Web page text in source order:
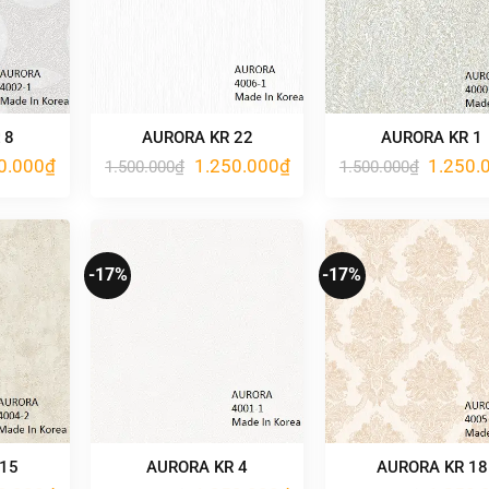
8
₫Giá
hiện
1.250.000₫.
AURORA KR 22
1.500.000₫ Giá
1.250.000₫Giá
hiện
1.250.000₫.
AURORA KR 1
1.500.000₫ Giá
-17%
AURORA KR 4
-17%
AURORA KR 18